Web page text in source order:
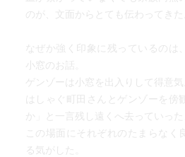
のが、文面からとても伝わってきた
なぜか強く印象に残っているのは
小窓のお話。
ゲンゾーは小窓を出入りして得意気
はしゃぐ町田さんとゲンゾーを傍
か」と一言残し遠くへ去っていった
この場面にそれぞれのたまらなく
る気がした。